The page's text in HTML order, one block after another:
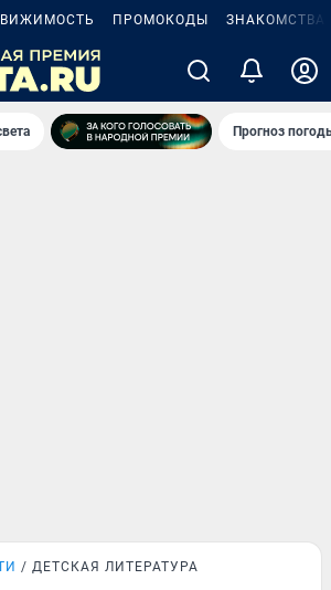
ПРОМОКОДЫ ЗНАКОМСТВА
Прогноз
ДЕТСКАЯ ЛИТЕРАТУРА